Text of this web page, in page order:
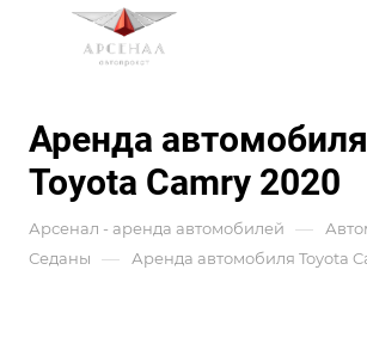
Аренда автомобиля
Toyota Camry 2020
Арсенал - аренда автомобилей —
Седаны — Аренда автомобиля Toyota